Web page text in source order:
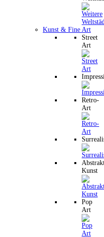
Kunst & Fine Art
Street
Art
Retro-
Art
Kunst
Pop
Art